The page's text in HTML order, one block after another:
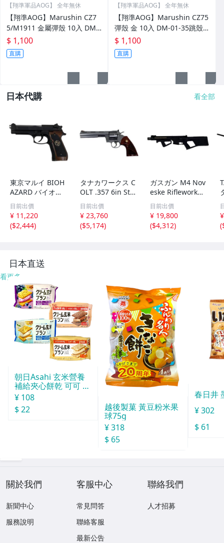
【翔準軍品AOG】 全年無休
【翔準AOG】Marushin CZ7
5/M1911 金屬彈殼 10入 DM-
01-37跳殼BB槍 拋殼式 原廠彈
殼 適用於 marushin CZ75 拋
$ 1,100
直購
【翔準軍品AOG】 全年無休
【翔準AOG】Marushin CZ75
彈殼 金 10入 DM-01-35跳殼B
B槍 拋殼式 原廠彈殼
$ 1,100
直購
日本代購 看全部
東京マルイ BIOH
AZARD バイオハ
ザード SAMURAI
EDGE スタンダー
ドHG ガスブロー
中古O11520309
目前出價
¥ 11,220
($2,444)
タナカワークス C
OLT .357 6in Stai
nless PYTHON R
-Model ガスガン
中古O11520308
目前出價
¥ 23,760
($5,174)
ガスガン M4 Nov
eske Rifleworks
AR-15 BATTLEAR
MS RACK STRAC
ライフルストック
カスタム 中古O1
目前出價
¥ 19,800
($4,312)
(
日本直送
看更多
朝日Asahi 玄米營養
補給夾心餅乾 可可 72
g
¥ 108
$ 22
越後製菓 黃豆粉米果
球75g
¥ 318
$ 65
春日井
¥ 302
$ 61
關於我們
新聞中心
服務說明
客服中心
常見問答
聯絡客服
最新公告
聯絡我們
人才招募